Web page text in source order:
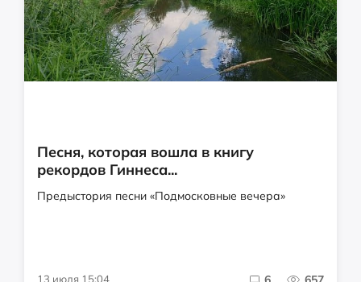
Песня, которая вошла в книгу
рекордов Гиннеса...
Предыстория песни «Подмосковные вечера»
13 июля 15:04